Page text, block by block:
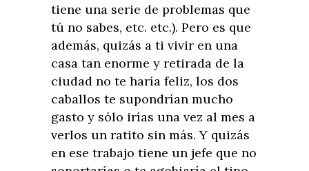
tiene una serie de problemas que
tú no sabes, etc. etc.). Pero es que
además, quizás a ti vivir en una
casa tan enorme y retirada de la
ciudad no te haría feliz, los dos
caballos te supondrían mucho
gasto y sólo irías una vez al mes a
verlos un ratito sin más. Y quizás
en ese trabajo tiene un jefe que no